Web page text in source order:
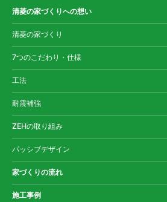
清菱の家づくりへの想い
清菱の家づくり
7つのこだわり・仕様
工法
耐震補強
ZEHの取り組み
パッシブデザイン
家づくりの流れ
施工事例